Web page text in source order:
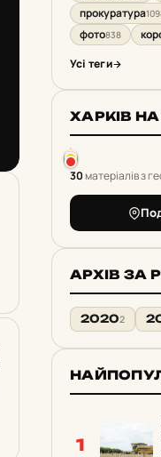
прокуратура
фото838
Усі теги
ХАРКІВ
30матеріалів з
АРХІВ ЗА
20202
1